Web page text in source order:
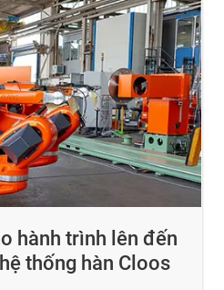
hành trình lên đến
thống hàn Cloos